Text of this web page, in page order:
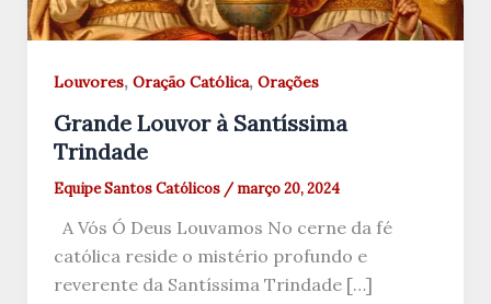
Louvores, Oração Católica, Orações
Grande Louvor à Santíssima
Trindade
Equipe Santos Católicos / março 20, 2024
A Vós Ó Deus Louvamos No cerne da fé
católica reside o mistério profundo e
reverente da Santíssima Trindade […]